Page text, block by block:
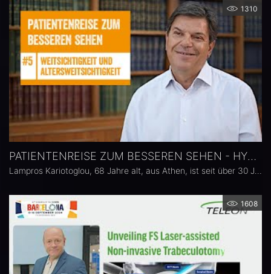
1310
PATIENTENREISE ZUM BESSEREN SEHEN - HYPEROPIE, PRESBYOPIE
1608